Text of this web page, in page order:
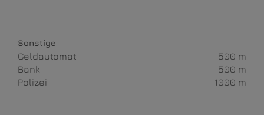
Sonstige
Geldautomat
500 m
Bank
500 m
Polizei
1000 m